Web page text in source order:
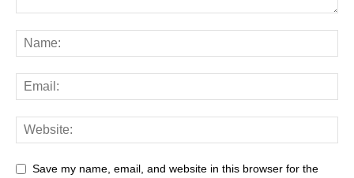
Save my name, email, and website in this browser for the